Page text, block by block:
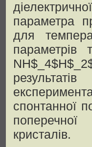
параметра
для
параметрів
спонтанної
кристалів.